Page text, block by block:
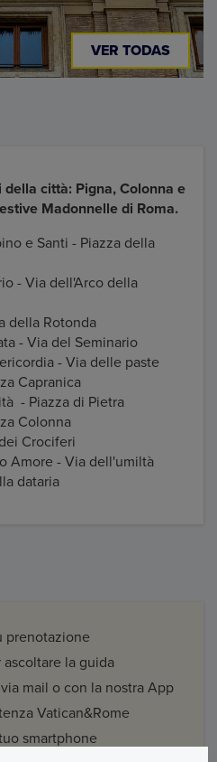
VER TODAS
città: Pigna, Colonna e
Madonnelle di Roma.
e Santi - Piazza della
- Via dell'Arco della
della Rotonda
- Via del Seminario
- Via delle paste
Capranica
- Piazza di Pietra
Colonna
Crociferi
Amore - Via dell'umiltà
dataria
prenotazione
la guida
mail o con la nostra App
Vatican&Rome
smartphone